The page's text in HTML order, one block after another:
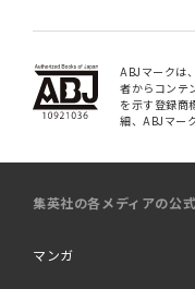
ABJマークは
者からコンテ
を示す登録商
細、ABJマー
集英社の各メディアの公
マンガ